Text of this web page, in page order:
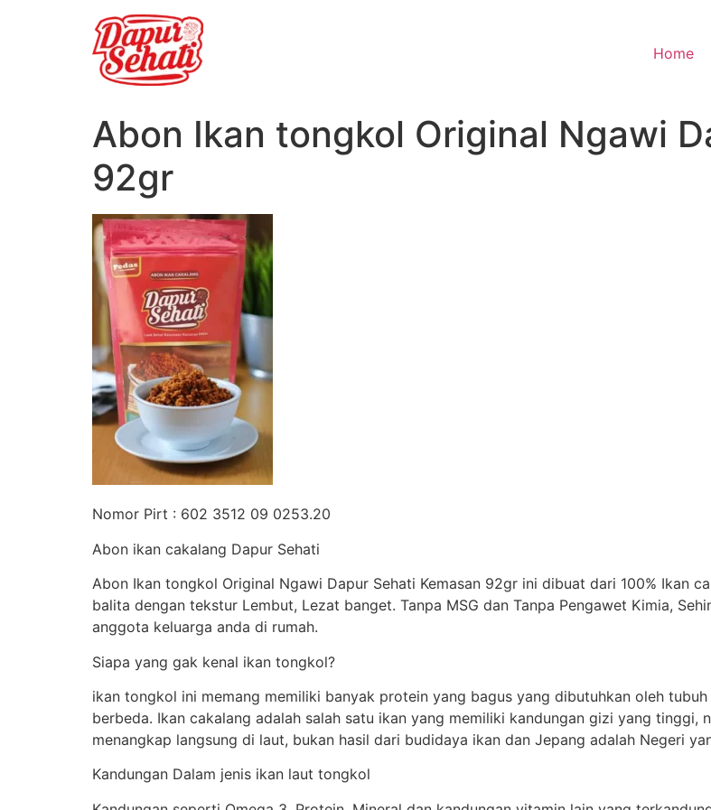
Home
Abon Ikan tongkol Original Ngawi
92gr
Nomor Pirt : 602 3512 09 0253.20
Abon ikan cakalang Dapur Sehati
Abon Ikan tongkol Original Ngawi Dapur Sehati Kemasan 92gr ini dibuat dari 100% Ikan
balita dengan tekstur Lembut, Lezat banget. Tanpa MSG dan Tanpa Pengawet Kimia,
anggota keluarga anda di rumah.
Siapa yang gak kenal ikan tongkol?
ikan tongkol ini memang memiliki banyak protein yang bagus yang dibutuhkan oleh
berbeda. Ikan cakalang adalah salah satu ikan yang memiliki kandungan gizi yang tinggi,
menangkap langsung di laut, bukan hasil dari budidaya ikan dan Jepang adalah Negeri
Kandungan Dalam jenis ikan laut tongkol